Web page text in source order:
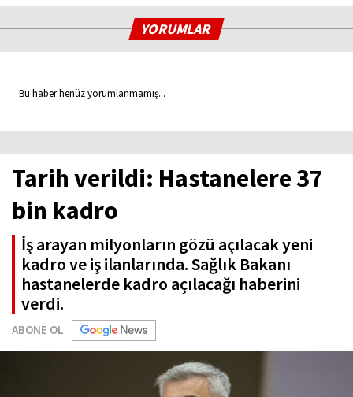
YORUMLAR
Bu haber henüz yorumlanmamış...
Tarih verildi: Hastanelere 37
bin kadro
İş arayan milyonların gözü açılacak yeni
kadro ve iş ilanlarında. Sağlık Bakanı
hastanelerde kadro açılacağı haberini
verdi.
ABONE OL